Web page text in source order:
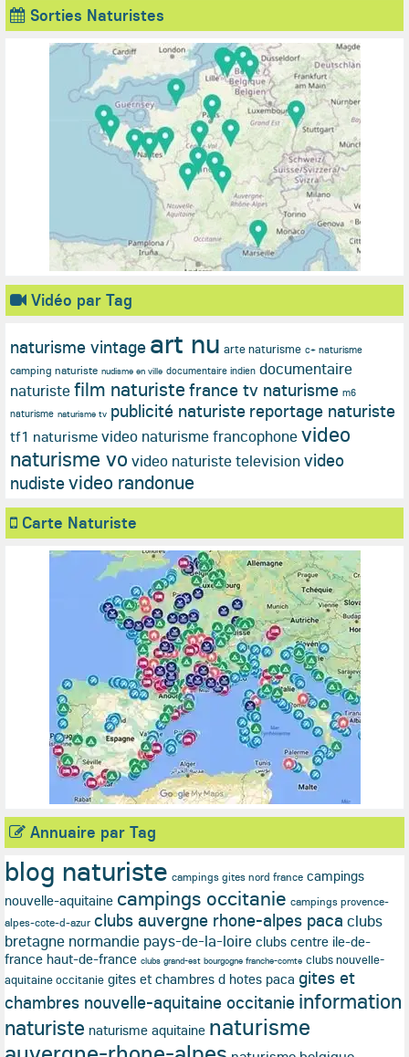
Sorties Naturistes
Vidéo par Tag
naturisme vintage art nu arte naturisme c+ naturisme
camping naturiste nudisme en ville documentaire indien documentaire
naturistefilm naturistefrance tv naturisme m6
naturisme naturisme tv publicité naturiste reportage naturiste
tf1 naturisme video naturisme francophonevideo
naturisme vo video naturiste televisionvideo
nudistevideo randonue
Carte Naturiste
Annuaire par Tag
blog naturiste campings gites nord france campings
nouvelle-aquitaine campings occitanie campings provence-
alpes-cote-d-azur clubs auvergne rhone-alpes paca clubs
bretagne normandie pays-de-la-loire clubs centre ile-de-
france haut-de-france clubs grand-est bourgogne franche-comte clubs nouvelle-
aquitaine occitanie gites et chambres d hotes paca gites et
chambres nouvelle-aquitaine occitanie information
naturiste naturisme aquitaine naturisme